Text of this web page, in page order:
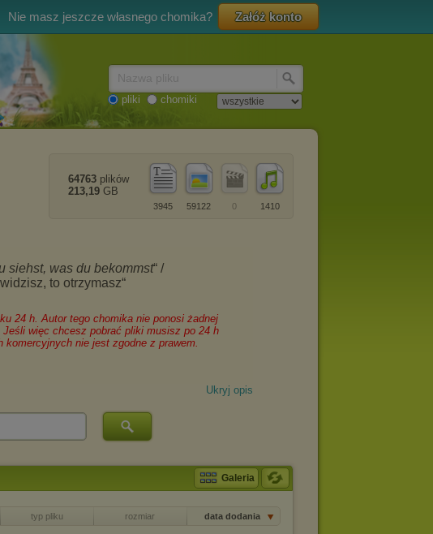
Nie masz jeszcze własnego chomika? Załóż konto
pliki chomiki
1410
0
59122
3945
64763 plików
213,19 GB
Ukryj opis
Galeria
typ pliku rozmiar data dodania